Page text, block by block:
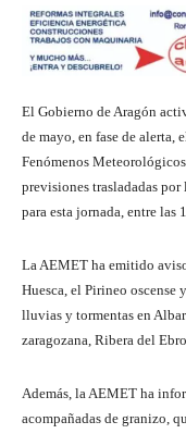
El Gobierno de Aragón
de mayo, en fase de
Fenómenos
previsiones trasladadas
para esta jornada, entre las
La AEMET ha emitido
Huesca, el Pirineo
lluvias y tormentas en
zaragozana, Ribera del
Además, la AEMET ha
acompañadas de granizo,